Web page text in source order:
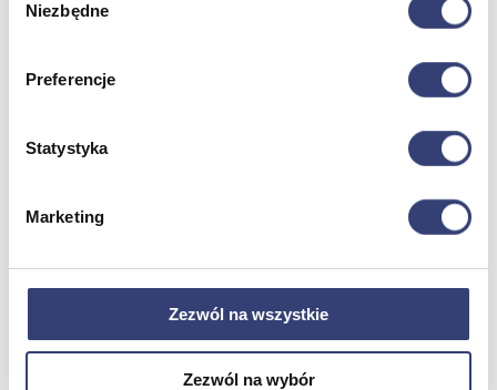
zgody
Niezbędne
Preferencje
Statystyka
Marketing
Zezwól na wszystkie
Zezwól na wybór
Pielęgnacja mebli
Taborety i krzesła
Fotele